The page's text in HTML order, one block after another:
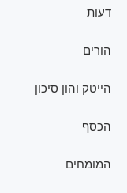
דעות
הורים
הייטק והון סיכון
הכסף
המומחים